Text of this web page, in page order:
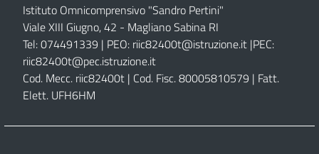
Istituto Omnicomprensivo "Sandro Pertini"
Viale XIII Giugno, 42 - Magliano Sabina RI
Tel: 074491339 | PEO: riic82400t@istruzione.it |PEC:
riic82400t@pec.istruzione.it
Cod. Mecc. riic82400t | Cod. Fisc. 80005810579 | Fatt.
Elett. UFH6HM